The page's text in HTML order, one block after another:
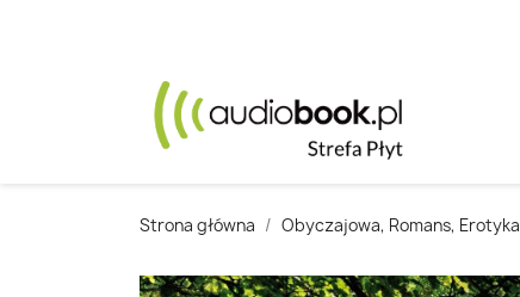
Strona główna Obyczajowa, Romans, Erotyka